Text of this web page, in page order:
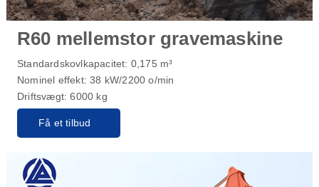
R60 mellemstor gravemaskine
Standardskovlkapacitet: 0,175 m³
Nominel effekt: 38 kW/2200 o/min
Driftsvægt: 6000 kg
Få et tilbud